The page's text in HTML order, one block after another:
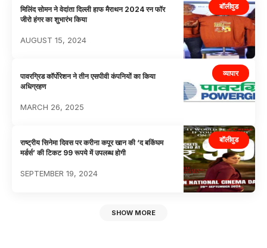
बॉलीवुड
मिलिंद सोमन ने वेदांता दिल्ली हाफ मैराथन 2024 रन फॉर
जीरो हंगर का शुभारंभ किया
AUGUST 15, 2024
व्यापार
पावरग्रिड कॉर्पोरेशन ने तीन एसपीवी कंपनियों का किया
अधिग्रहण
MARCH 26, 2025
बॉलीवुड
राष्ट्रीय सिनेमा दिवस पर करीना कपूर खान की ‘द बकिंघम
मर्डर्स’ की टिकट 99 रूपये में उपलब्ध होगी
SEPTEMBER 19, 2024
SHOW MORE